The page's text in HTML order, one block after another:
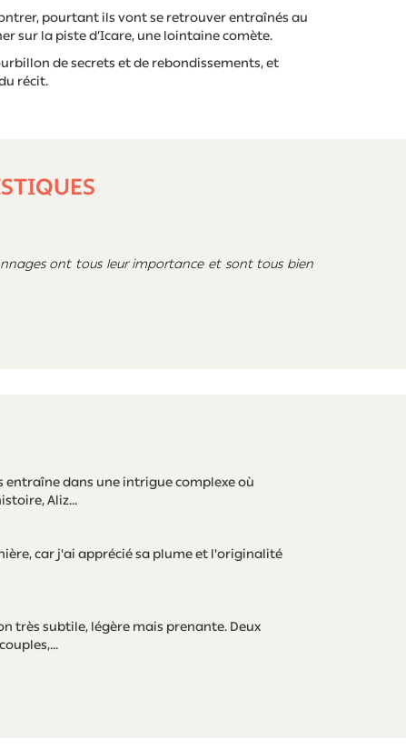
pourtant ils vont se retrouver entraînés au
sur la piste d’Icare, une lointaine comète.
de secrets et de rebondissements, et
récit.
ont tous leur importance et sont tous bien
dans une intrigue complexe où
Aliz...
car j'ai apprécié sa plume et l'originalité
très subtile, légère mais prenante. Deux